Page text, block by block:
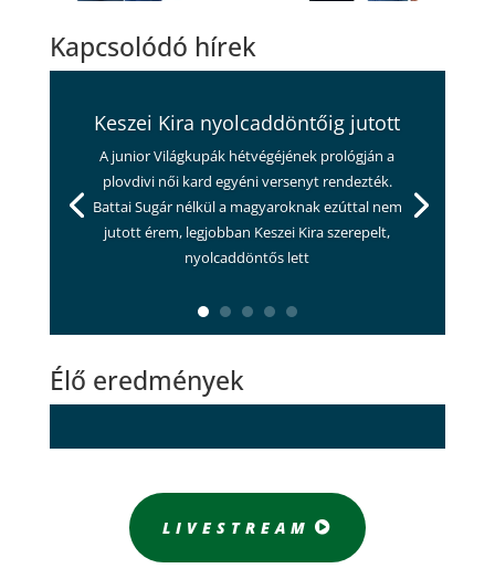
Kapcsolódó hírek
Keszei Kira nyolcaddöntőig jutott
A junior Világkupák hétvégéjének prológján a
plovdivi női kard egyéni versenyt rendezték.
Battai Sugár nélkül a magyaroknak ezúttal nem
jutott érem, legjobban Keszei Kira szerepelt,
nyolcaddöntős lett
Élő eredmények
LIVESTREAM